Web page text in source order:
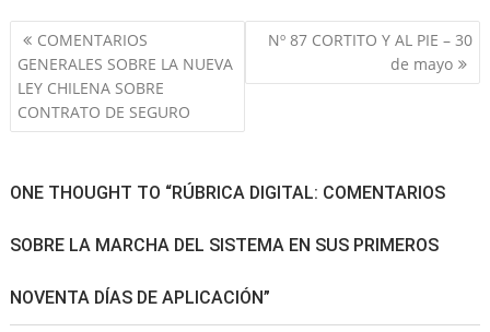
Navegación
de
entradas
COMENTARIOS
GENERALES SOBRE LA NUEVA
LEY CHILENA SOBRE
CONTRATO DE SEGURO
Nº 87 CORTITO Y AL PIE – 30
de mayo
ONE THOUGHT TO “RÚBRICA DIGITAL: COMENTARIOS
SOBRE LA MARCHA DEL SISTEMA EN SUS PRIMEROS
NOVENTA DÍAS DE APLICACIÓN”